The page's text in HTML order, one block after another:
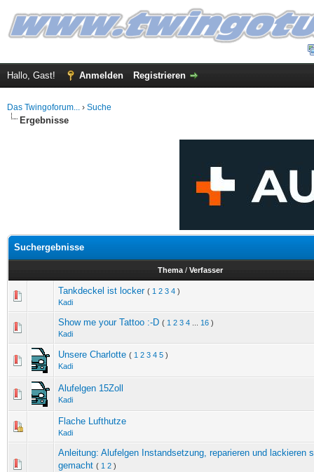
Hallo, Gast! Anmelden Registrieren
Das Twingoforum... › Suche
Ergebnisse
Suchergebnisse
Thema / Verfasser
Tankdeckel ist locker ( 1 2 3 4 )
Kadi
Show me your Tattoo :-D ( 1 2 3 4 16 )
Kadi
Unsere Charlotte ( 1 2 3 4 5 )
Kadi
Alufelgen 15Zoll
Kadi
Flache Lufthutze
Kadi
Anleitung: Alufelgen Instandsetzung, reparieren und lackieren
gemacht ( 1 2 )